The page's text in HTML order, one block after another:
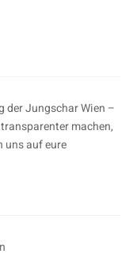
der Jungschar Wien –
machen,
uns auf eure